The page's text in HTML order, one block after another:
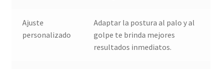
Ajuste
personalizado
Adaptar la postura al palo y al
golpe te brinda mejores
resultados inmediatos.